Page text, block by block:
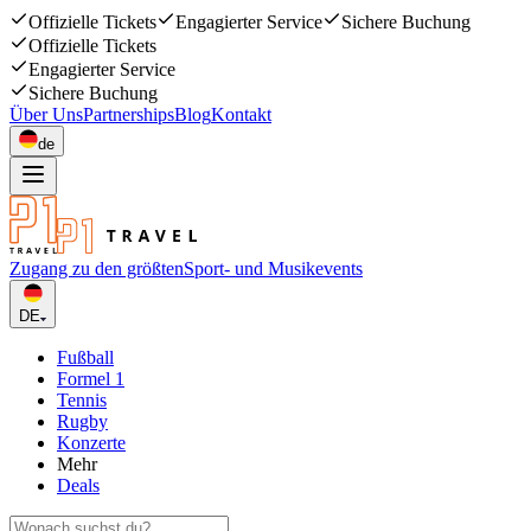
Offizielle Tickets Engagierter Service
Sichere Buchung
Offizielle Tickets
Engagierter Service
Sichere Buchung
Über UnsPartnershipsBlogKontakt
de
Zugang zu den größtenSport- und Musikevents
DE
Fußball
Formel 1
Tennis
Rugby
Konzerte
Mehr
Deals